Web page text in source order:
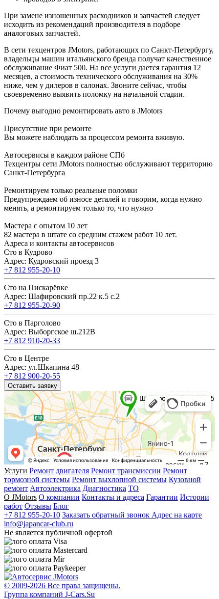
При замене изношенных расходников и запчастей следует
исходить из рекомендаций производителя в подборе
аналоговых запчастей.
В сети техцентров JMotors, работающих по Санкт-Петербургу,
владельцы машин итальянского бренда получат качественное
обслуживание Фиат 500. На все услуги дается гарантия 12
месяцев, а стоимость технического обслуживания на 30%
ниже, чем у дилеров в салонах. Звоните сейчас, чтобы
своевременно выявить поломку на начальной стадии.
Почему выгодно ремонтировать авто в JMotors
Присутствие при ремонте
Вы можете наблюдать за процессом ремонта вживую.
Автосервисы в каждом районе СПб
Техцентры сети JMotors полностью обслуживают территорию
Санкт-Петербурга
Ремонтируем только реальные поломки
Предупреждаем об износе деталей и говорим, когда нужно
менять, а ремонтируем только то, что нужно
Мастера с опытом 10 лет
82 мастера в штате со средним стажем работ 10 лет.
Адреса и контакты автосервисов
Сто в Кудрово
Адрес: Кудровский проезд 3
+7 812 955-20-10
Сто на Пискарёвке
Адрес: Шафировский пр.22 к.5 с.2
+7 812 955-20-90
Сто в Парголово
Адрес: Выборгское ш.212В
+7 812 910-20-33
Сто в Центре
Адрес: ул.Шкапина 48
+7 812 900-20-55
Оставить заявку
Услуги Ремонт двигателя Ремонт трансмиссии Ремонт
тормозной системы Ремонт выхлопной системы Кузовной
ремонт Автоэлектрика Диагностика ТО
О JMotors О компании Контакты и адреса Гарантии Истории
работ Отзывы Блог
+7 812 955-20-10 Заказать обратный звонок Адрес на карте
info@japancar-club.ru
Не является публичной офертой
© 2009-2026 Все права защищены.
Группа компаний J-Cars.Su